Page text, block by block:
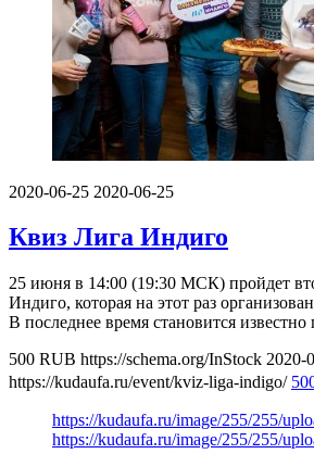
2020-06-25 2020-06-25
Квиз Лига Индиго
25 июня в 14:00 (19:30 МСК) пройдет
Индиго, которая на этот раз
В последнее время становится
500 RUB https://schema.org/InStock 2020-
https://kudaufa.ru/event/kviz-liga-indigo/
https://kudaufa.ru/image/255/255/
https://kudaufa.ru/image/255/255/